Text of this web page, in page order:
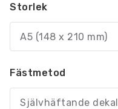
Storlek
A5 (148 x 210 mm)
Fästmetod
Självhäftande dekal